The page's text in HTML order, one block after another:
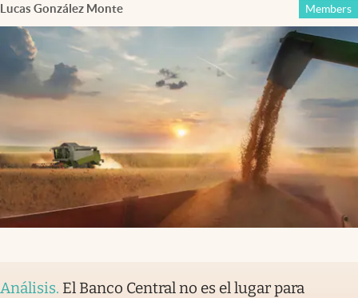
Lucas González Monte Members
Análisis. El Banco Central no es el lugar para